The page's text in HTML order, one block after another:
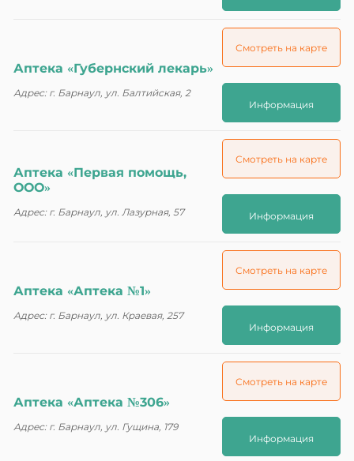
Аптека «Губернский лекарь»
Адрес: г. Барнаул, ул. Балтийская, 2
Смотреть на карте
Информация
Аптека «Первая помощь,
ООО»
Адрес: г. Барнаул, ул. Лазурная, 57
Смотреть на карте
Информация
Аптека «Аптека №1»
Адрес: г. Барнаул, ул. Краевая, 257
Смотреть на карте
Информация
Аптека «Аптека №306»
Адрес: г. Барнаул, ул. Гущина, 179
Смотреть на карте
Информация